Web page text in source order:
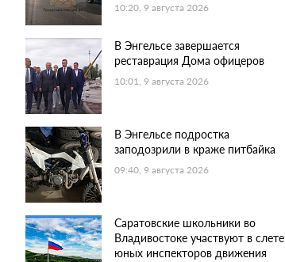
10:20, 9 августа 2026
В Энгельсе завершается
реставрация Дома офицеров
10:01, 9 августа 2026
В Энгельсе подростка
заподозрили в краже питбайка
09:40, 9 августа 2026
Саратовские школьники во
Владивостоке участвуют в слете
юных инспекторов движения